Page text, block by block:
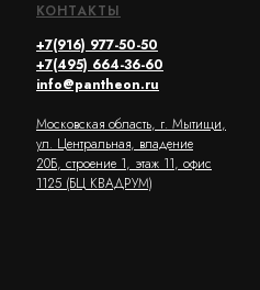
КОНТАКТЫ
+7(916) 977-50-50
+7(495) 664-36-60
info@pantheon.ru
Московская область, г. Мытищи,
ул. Центральная, владение
20Б, строение 1, этаж 11, офис
1125 (БЦ КВАДРУМ)